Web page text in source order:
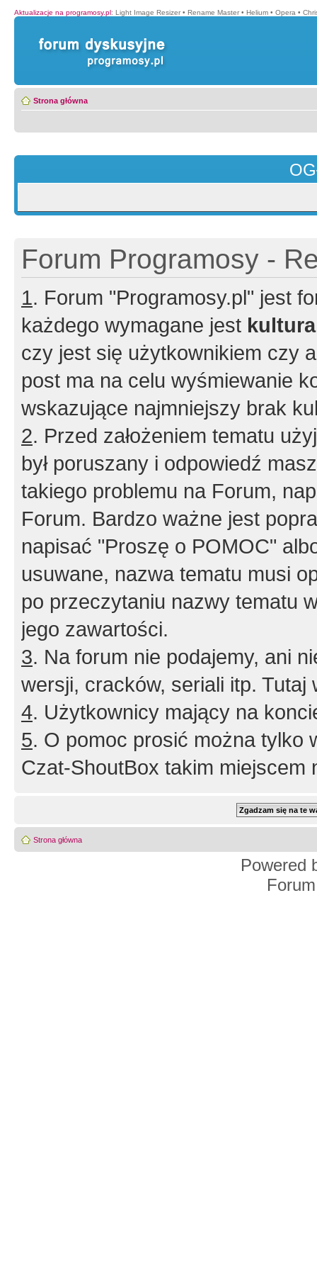
Aktualizacje na programosy.pl: Light Image Resizer • Rename Master • Helium • Opera •
Strona główna
Forum Programosy -
1. Forum "Programosy.pl" jest
każdego wymagane jest
czy jest się użytkownikiem czy
post ma na celu wyśmiewanie
wskazujące najmniejszy brak
2. Przed założeniem tematu
był poruszany i odpowiedź
takiego problemu na Forum,
Forum. Bardzo ważne jest
napisać "Proszę o POMOC"
usuwane, nazwa tematu musi
po przeczytaniu nazwy tematu
jego zawartości.
3. Na forum nie podajemy, ani
wersji, cracków, seriali itp. Tutaj
4. Użytkownicy mający na
5. O pomoc prosić można tylko
Czat-ShoutBox takim miejscem
Strona główna
Powered